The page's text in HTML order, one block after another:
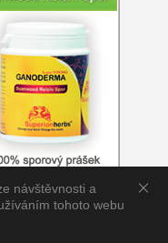
návštěvnosti a
tohoto webu